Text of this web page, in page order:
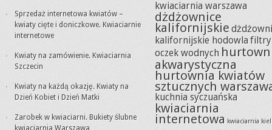
Sprzedaż internetowa kwiatów –
kwiaty cięte i doniczkowe. Kwiaciarnie
internetowe
Kwiaty na zamówienie. Kwiaciarnia
Szczecin
Kwiaty na każdą okazję. Kwiaty na
Dzień Kobiet i Dzień Matki
Zarobek w kwiaciarni. Bukiety ślubne
kwiaciarnia Warszawa
kwiaciarnia warszawa
dżdżownice
kalifornijskie
kalifornijskie hodowla filtry
oczek wodnych
akwarystyczna
hurtownia kwiatów
sztucznych
kuchnia syczuańska
kwiaciarnia
internetowa kwiaciarnia